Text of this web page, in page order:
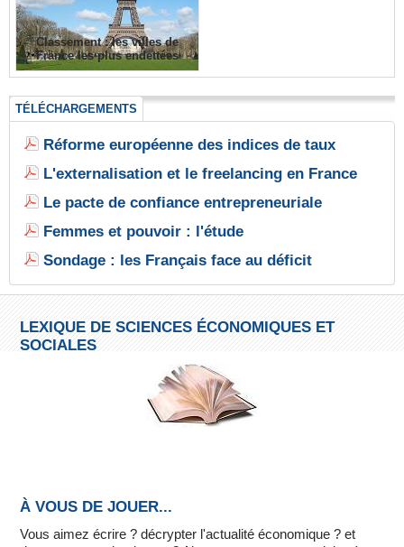
Classement : les villes de
France les plus endettées
TÉLÉCHARGEMENTS
Réforme européenne des indices de taux
L'externalisation et le freelancing en France
Le pacte de confiance entrepreneuriale
Femmes et pouvoir : l'étude
Sondage : les Français face au déficit
LEXIQUE DE SCIENCES ÉCONOMIQUES ET
SOCIALES
À VOUS DE JOUER...
Vous aimez écrire ? décrypter l'actualité économique ? et